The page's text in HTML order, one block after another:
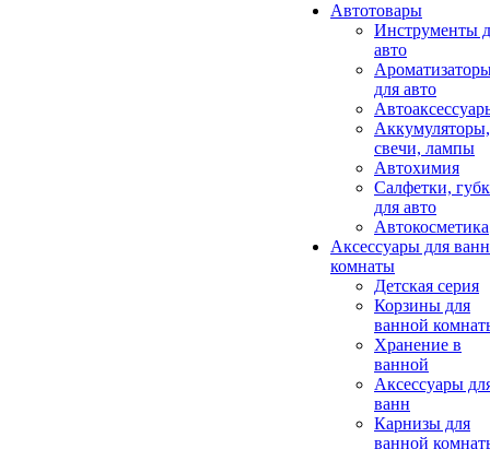
Автотовары
Инструменты
авто
для авто
Аккумуляторы,
свечи, лампы
Автохимия
Салфетки,
для авто
Автокосметика
Аксессуары для
комнаты
Детская серия
Корзины для
ванной
Хранение в
ванной
Аксессуары
ванн
Карнизы для
ванной